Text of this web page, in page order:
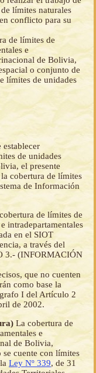
límites naturales
conflicto para su
de límites de
e
de Bolivia,
o conjunto de
límites de unidades
de unidades
el presente
cobertura de límites
de Información
de límites de
intradepartamentales
en el SIOT
a través del
3.- (INFORMACIÓN
que no cuenten
como base la
I del Artículo 2
de 2002.
La cobertura de
e
de Bolivia,
se cuente con límites
Ley Nº 339, de 31